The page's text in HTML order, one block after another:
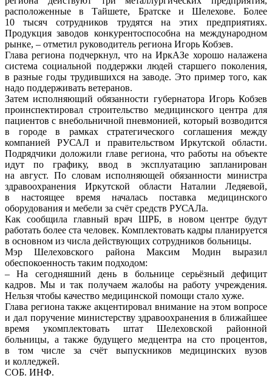
расположенные в Тайшете, Братске и Шелехове. Более
10 тысяч сотрудников трудятся на этих предприятиях.
Продукция заводов конкурентоспособна на международном
рынке, – отметил руководитель региона Игорь Кобзев.
Глава региона подчеркнул, что на ИркАЗе хорошо налажена
система социальной поддержки людей старшего поколения,
в разные годы трудившихся на заводе. Это пример того, как
надо поддерживать ветеранов.
Затем исполняющий обязанности губернатора Игорь Кобзев
проинспектировал строительство медицинского центра для
пациентов с внебольничной пневмонией, который возводится
в городе в рамках стратегического соглашения между
компанией РУСАЛ и правительством Иркутской области.
Подрядчики доложили главе региона, что работы на объекте
идут по графику, ввод в эксплуатацию запланирован
на август. По словам исполняющей обязанности министра
здравоохранения Иркутской области Наталии Ледяевой,
в настоящее время началась поставка медицинского
оборудования и мебели за счёт средств РУСАЛа.
Как сообщила главный врач ШРБ, в новом центре будут
работать более ста человек. Комплектовать кадры планируется
в основном из числа действующих сотрудников больницы.
Мэр Шелеховского района Максим Модин выразил
обеспокоенность таким подходом:
– На сегодняшний день в больнице серьёзный дефицит
кадров. Мы и так получаем жалобы на работу учреждения.
Нельзя чтобы качество медицинской помощи стало хуже.
Глава региона также акцентировал внимание на этом вопросе
и дал поручение министерству здравоохранения в ближайшее
время укомплектовать штат Шелеховской районной
больницы, а также будущего медцентра на сто процентов,
в том числе за счёт выпускников медицинских вузов
и колледжей.
СОБ. ИНФ.